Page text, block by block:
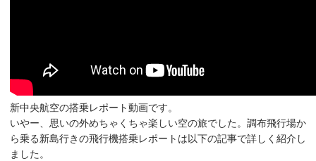
新中央航空の搭乗レポート動画です。
いやー、思いの外めちゃくちゃ楽しい空の旅でした。調布飛行場か
ら乗る新島行きの飛行機搭乗レポートは以下の記事で詳しく紹介し
ました。